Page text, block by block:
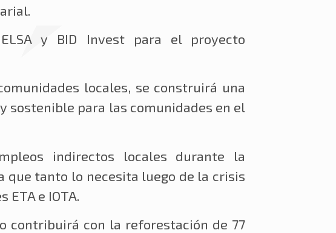
y BID Invest para el proyecto
locales, se construirá una
sostenible para las comunidades en el
indirectos locales durante la
que tanto lo necesita luego de la crisis
e IOTA.
contribuirá con la reforestación de 77